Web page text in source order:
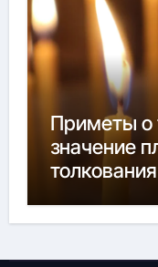
Приметы о
значение
толкования